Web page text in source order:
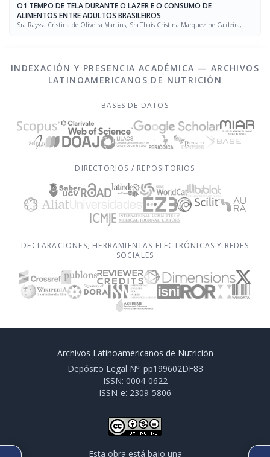
O1 TEMPO DE TELA DURANTE O LAZER E O CONSUMO DE
ALIMENTOS ENTRE ADULTOS BRASILEIROS
Sra Rayssa Cristina de Oliveira Martins, Sra Thaís Cristina Marquezine Caldeira,
INDEXACIÓN Y PRESENCIA ACADÉMICA — ARCHIVOS
LATINOAMERICANOS DE NUTRICIÓN
BASES DE DATOS
DIRECTORIOS / REPOSITORIOS
DECLARACIONES, HERRAMIENTAS ELECTRÓNICAS Y REDES
SOCIALES
Archivos Latinoamericanos de Nutrición
Depósito Legal Nº: pp199602DF83
ISSN: 0004-0622
ISSN-e: 2309-5806
Esta obra está bajo una